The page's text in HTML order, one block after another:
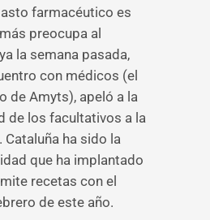
farmacéutico es
preocupa al
la semana pasada,
con médicos (el
de Amyts), apeló a la
de los facultativos a la
Cataluña ha sido la
que ha implantado
recetas con el
de este año.